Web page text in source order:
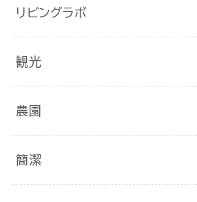
リビングラボ
観光
農園
簡潔